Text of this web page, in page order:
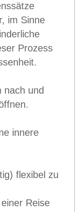
im Sinne
Prozess
nach und
innere
flexibel zu
Reise